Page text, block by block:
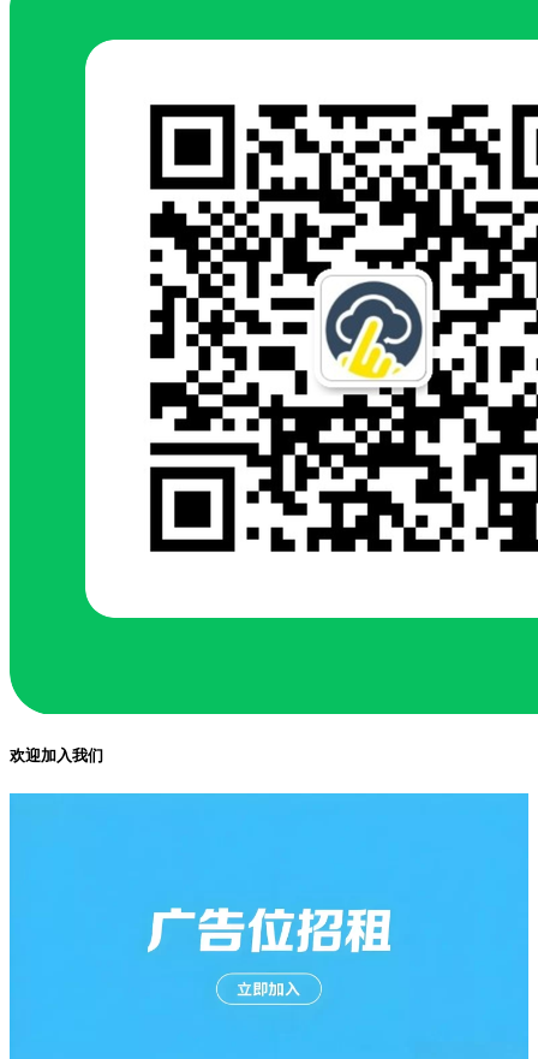
欢迎加入我们